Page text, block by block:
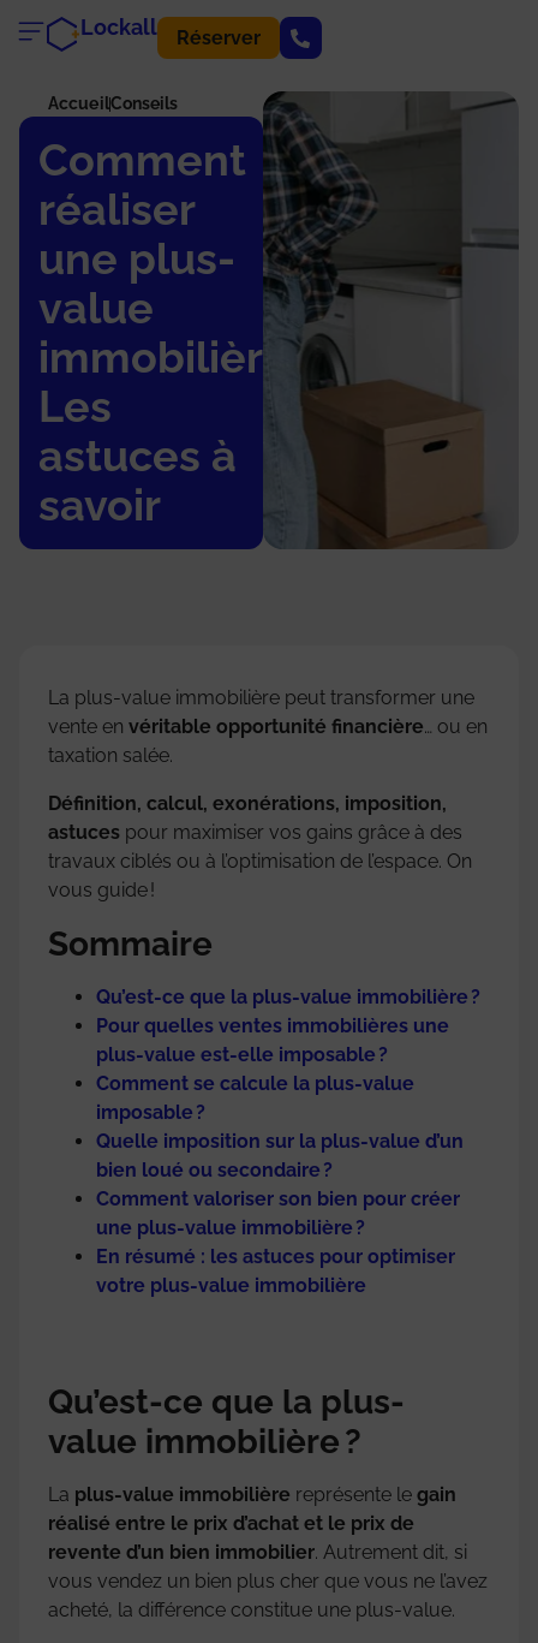
Lockall Réserver
Comment
réaliser
une plus-
value
immobilière ?
Les
astuces à
savoir
AccueilConseils
La plus-value immobilière peut transformer une
vente en véritable opportunité financière… ou en
taxation salée.
Définition, calcul, exonérations, imposition,
astuces pour maximiser vos gains grâce à des
travaux ciblés ou à l’optimisation de l’espace. On
vous guide !
Sommaire
Qu’est-ce que la plus-value immobilière ?
Pour quelles ventes immobilières une
plus-value est-elle imposable ?
Comment se calcule la plus-value
imposable ?
Quelle imposition sur la plus-value d’un
bien loué ou secondaire ?
Comment valoriser son bien pour créer
une plus-value immobilière ?
En résumé : les astuces pour optimiser
votre plus-value immobilière
Qu’est-ce que la plus-
value immobilière ?
La plus-value immobilière représente le gain
réalisé entre le prix d’achat et le prix de
revente d’un bien immobilier. Autrement dit, si
vous vendez un bien plus cher que vous ne l’avez
acheté, la différence constitue une plus-value.